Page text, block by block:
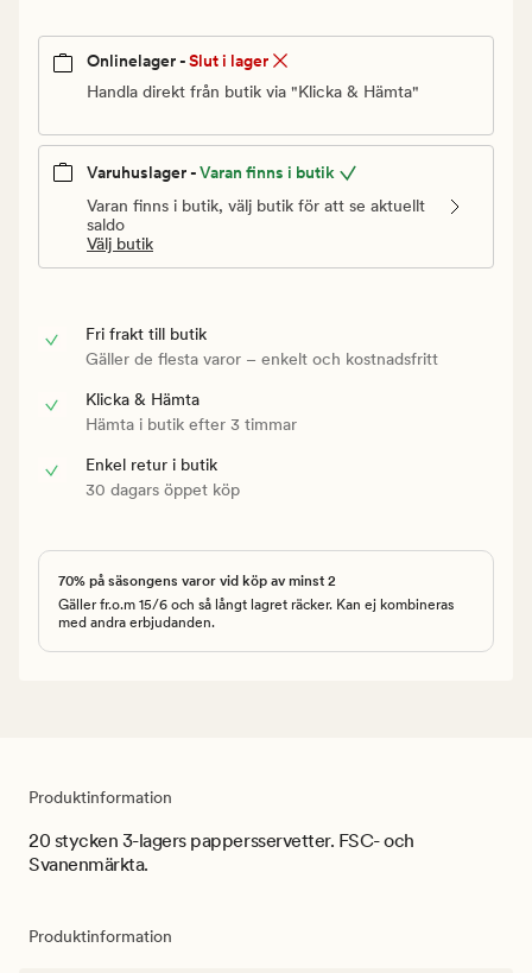
Onlinelager -Slut i lager
Handla direkt från butik via "Klicka & Hämta"
Varuhuslager -Varan finns i butik
Varan finns i butik, välj butik för att se aktuellt
saldo
Välj butik
Fri frakt till butik
Gäller de flesta varor – enkelt och kostnadsfritt
Klicka & Hämta
Hämta i butik efter 3 timmar
Enkel retur i butik
30 dagars öppet köp
70% på säsongens varor vid köp av minst 2
Gäller fr.o.m 15/6 och så långt lagret räcker. Kan ej kombineras
med andra erbjudanden.
Produktinformation
20 stycken 3-lagers pappersservetter. FSC- och
Svanenmärkta.
Produktinformation